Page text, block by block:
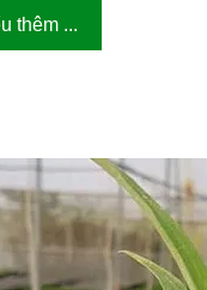
thêm ...